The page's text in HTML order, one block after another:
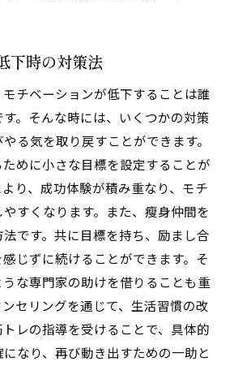
下時の対策法
チベーションが低下することは誰
。そんな時には、いくつかの対策
る気を取り戻すことができます。
めに小さな目標を設定することが
り、成功体験が積み重なり、モチ
すくなります。また、瘦身仲間を
です。共に目標を持ち、励まし合
じずに続けることができます。そ
な専門家の助けを借りることも重
セリングを通じて、生活習慣の改
レの指導を受けることで、具体的
なり、再び動き出すための一助と